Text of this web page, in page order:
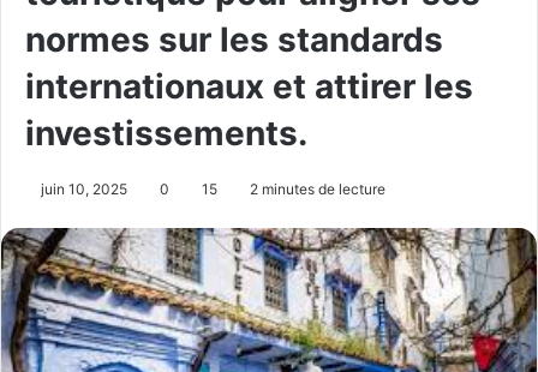
normes sur les standards
internationaux et attirer les
investissements.
juin 10, 2025 0 15 2 minutes de lecture